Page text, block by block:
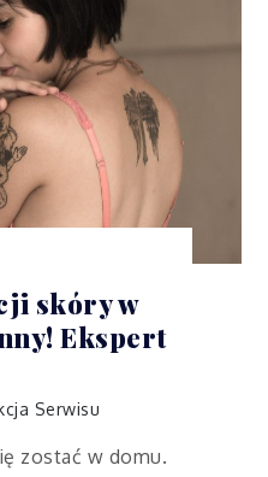
skóry w
Ekspert
Serwisu
zostać w domu.